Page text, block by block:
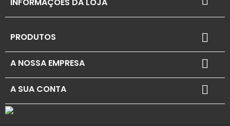
PRODUTOS 
A NOSSA EMPRESA 
A SUA CONTA 